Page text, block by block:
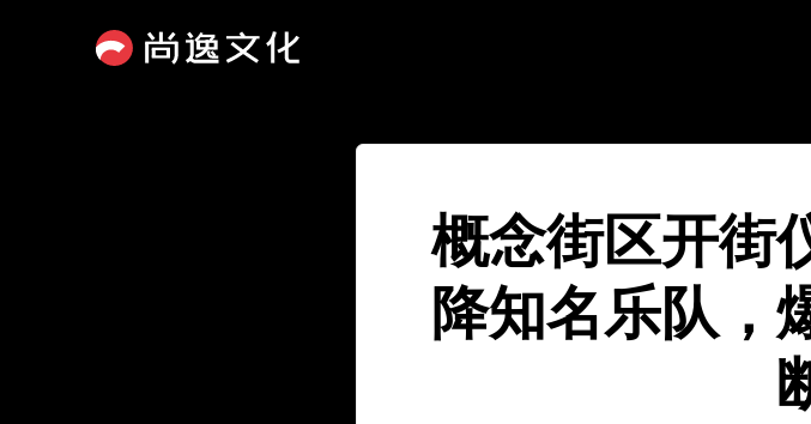
概念街区开街
降知名乐队，